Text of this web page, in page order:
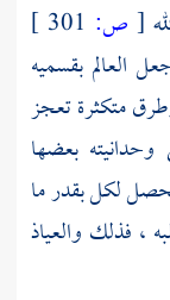
[ ص:
العالم بقسميه
متكثرة تعجز
بعضها
لكل بقدر ما
، فذلك والعياذ